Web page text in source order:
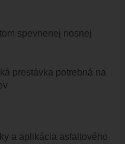
VÁS"
SENIOROV (ALVIANO)
spevnenej nosnej
prestávka potrebná na
a aplikácia asfaltového